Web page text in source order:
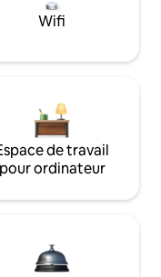
Wifi
de travail
pour ordinateur